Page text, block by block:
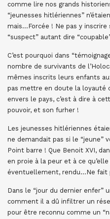
comme lire nos grands
“jeunesses hitlériennes”
mais…Forcée ! Ne pas y inscrire
“suspect” autant dire
C’est pourquoi dans
nombre de survivants de
mêmes inscrits leurs enfants
pas mettre en doute la loyauté
envers le pays, c’est à dire à
pouvoir, et son furher !
Les jeunesses hitlériennes
ne demandait pas si le “jeune”
Point barre ! Que Benoit XVI,
en proie à la peur et à ce
éventuellement, rendu…Ne fait
Dans le “jour du dernier enfer”
comment il a dû infiltrer un
pour être reconnu comme un